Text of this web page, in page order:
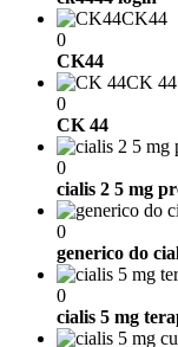
CK44
0
CK44
CK 44
0
CK 44
0
cialis 2 5 mg
0
generico do
0
cialis 5 mg